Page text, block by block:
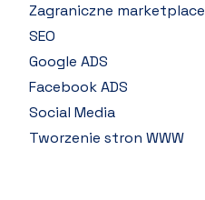
Zagraniczne marketplace
SEO
Google ADS
Facebook ADS
Social Media
Tworzenie stron WWW